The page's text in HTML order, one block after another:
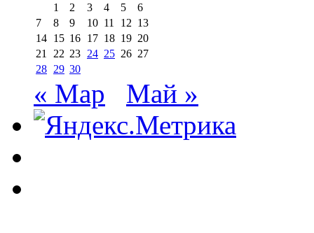
1
2 3 4 5
6
7
8 9 10 11 12 13
14 15 16 17 18 19 20
21
22 23 24 25 26 27
28 29 30
« Мар Май »